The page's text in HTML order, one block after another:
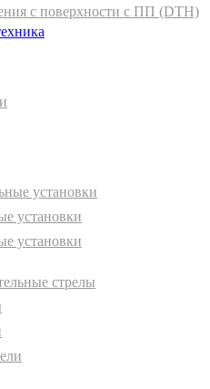
с поверхности с ПП (DTH)
установки
установки
установки
стрелы